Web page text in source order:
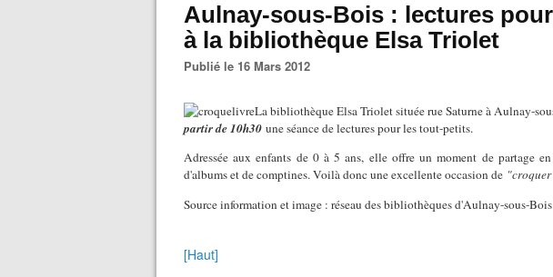
Aulnay-sous-Bois : lectures
à la bibliothèque Elsa Triolet
Publié le 16 Mars 2012
La bibliothèque Elsa Triolet située rue Saturne à Aulnay-
partir de 10h30 une séance de lectures pour les tout-petits.
Adressée aux enfants de 0 à 5 ans, elle offre un moment de partage
d'albums et de comptines. Voilà donc une excellente occasion de
Source information et image : réseau des bibliothèques d'Aulnay-sous-Bois
[Haut]